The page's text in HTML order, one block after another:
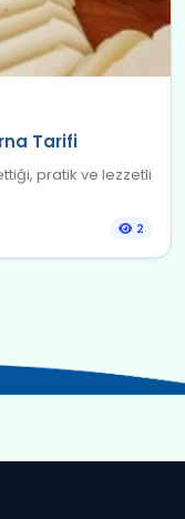
Tarifi
pratik ve lezzetli
2